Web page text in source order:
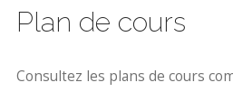
Plan de cours
Consultez les plans de cours